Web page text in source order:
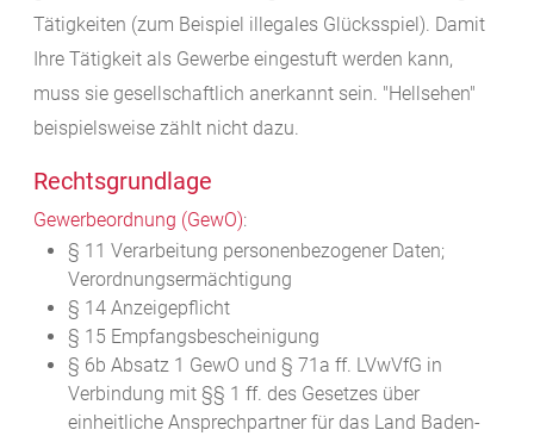
Tätigkeiten (zum Beispiel illegales Glücksspiel). Damit
Ihre Tätigkeit als Gewerbe eingestuft werden kann,
muss sie gesellschaftlich anerkannt sein. "Hellsehen"
beispielsweise zählt nicht dazu.
Rechtsgrundlage
Gewerbeordnung (GewO):
§ 11 Verarbeitung personenbezogener Daten;
Verordnungsermächtigung
§ 14 Anzeigepflicht
§ 15 Empfangsbescheinigung
§ 6b Absatz 1 GewO und § 71a ff. LVwVfG in
Verbindung mit §§ 1 ff. des Gesetzes über
einheitliche Ansprechpartner für das Land Baden-